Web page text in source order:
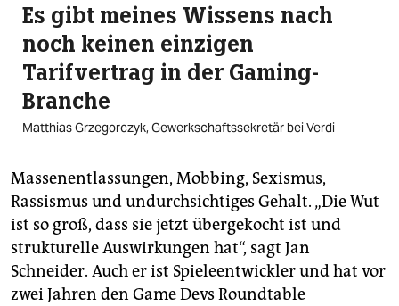
Es gibt meines Wissens nach
noch keinen einzigen
Tarifvertrag in der Gaming-
Branche
Matthias Grzegorczyk, Gewerkschaftssekretär bei Verdi
Massenentlassungen, Mobbing, Sexismus,
Rassismus und undurchsichtiges Gehalt. „Die Wut
ist so groß, dass sie jetzt übergekocht ist und
strukturelle Auswirkungen hat“, sagt Jan
Schneider. Auch er ist Spieleentwickler und hat vor
zwei Jahren den Game Devs Roundtable